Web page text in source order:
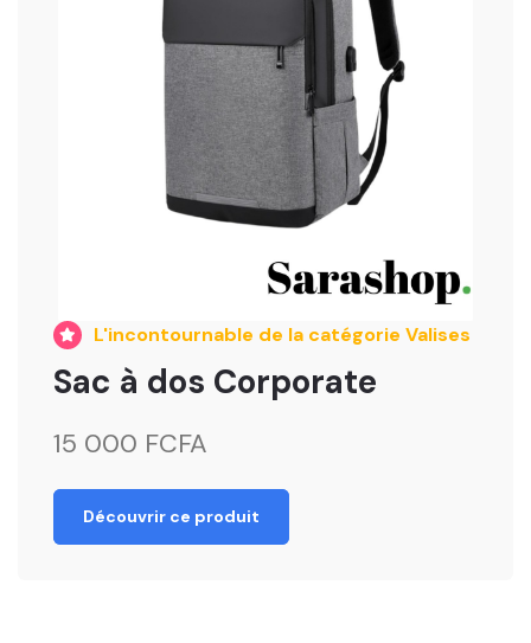
L'incontournable de la catégorie Valises
Sac à dos Corporate
15 000 FCFA
Découvrir ce produit